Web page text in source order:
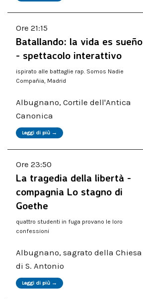
Ore 21:15
Batallando: la vida es sueño
- spettacolo interattivo
ispirato alle battaglie rap. Somos Nadie
Compañia, Madrid
Albugnano, Cortile dell'Antica
Canonica
Leggi di più →
Ore 23:50
La tragedia della libertà -
compagnia Lo stagno di
Goethe
quattro studenti in fuga provano le loro
confessioni
Albugnano, sagrato della Chiesa
di S. Antonio
Leggi di più →